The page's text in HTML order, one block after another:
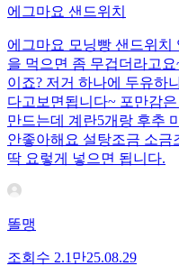
에그마요 샌드위치
에그마요 모닝빵 샌드위치
을 먹으면 좀 무겁더라고
이죠? 저거 하나에 두유하
다고보면됩니다~ 포만감
만드는데 계란5개랑 후추
안좋아해요 설탕조금 소
딱 요렇게 넣으면 됩니다.
똘맹
조회수 2.1만25.08.29